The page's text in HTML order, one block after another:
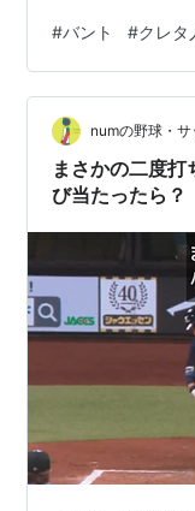
バント！」 解「
「まったくです」
だことによりレッ
出身の監督に任せ
レタ人は嘘つき
こと…
#バント #クレタ
numの野球・
まさかの二度
び当たったら？